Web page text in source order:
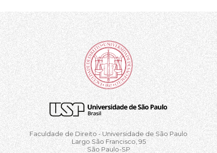
Faculdade de Direito - Universidade de São Paulo
Largo São Francisco, 95
São Paulo-SP